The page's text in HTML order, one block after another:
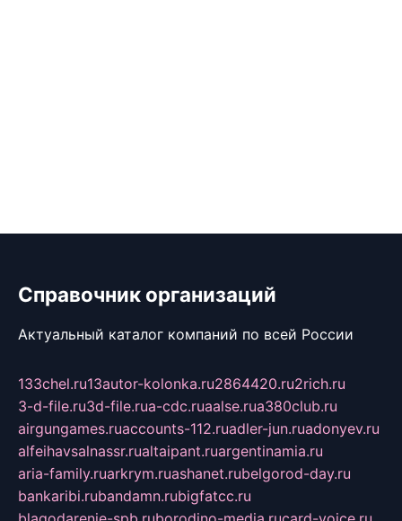
Справочник организаций
Актуальный каталог компаний по всей России
133chel.ru13autor-kolonka.ru2864420.ru2rich.ru
3-d-file.ru3d-file.rua-cdc.ruaalse.rua380club.ru
airgungames.ruaccounts-112.ruadler-jun.ruadonyev.ru
alfeihavsalnassr.rualtaipant.ruargentinamia.ru
aria-family.ruarkrym.ruashanet.rubelgorod-day.ru
bankaribi.rubandamn.rubigfatcc.ru